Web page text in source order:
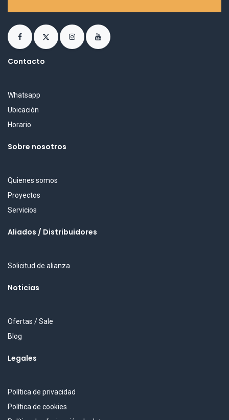
Contacto
Whatsapp
Ubicación
Horario
Sobre nosotros
Quienes somos
Proyectos
Servicios
Aliados / Distribuidores
Solicitud de alianza
Noticias
Ofertas / Sale
Blog
Legales
Política de privacidad
Política de cookies